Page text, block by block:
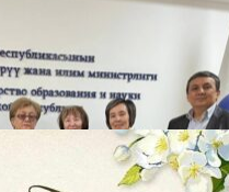
ЖОЖДОРГО КАБЫЛ
20.07.2026
Медиа
СУЗАКТА 750
ПАЙДАЛАНУУГА
07.08.2025